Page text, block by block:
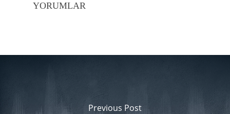
YORUMLAR
Previous Post